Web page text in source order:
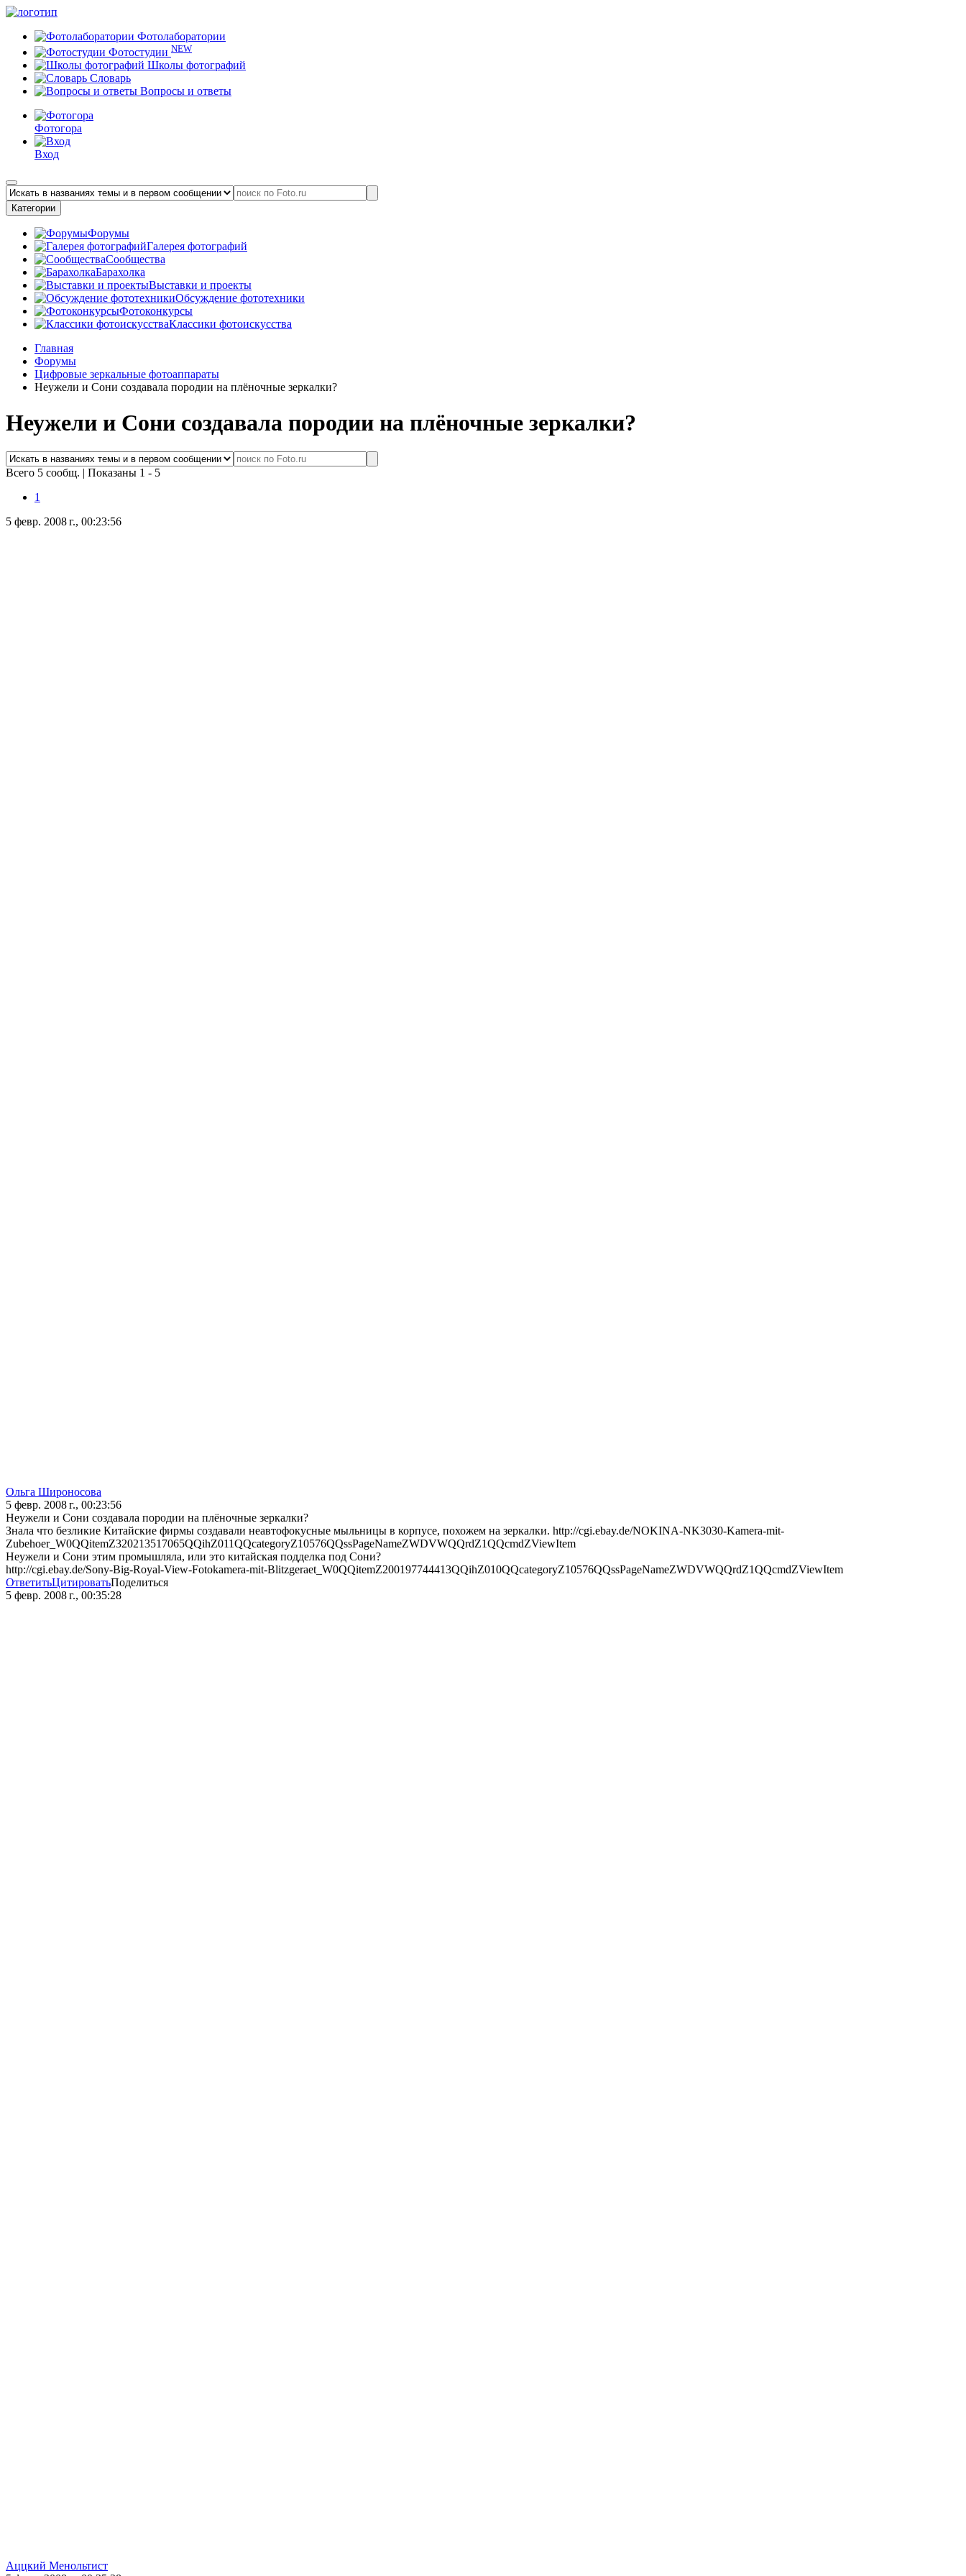
Фотолаборатории
Фотостудии NEW
Школы фотографий
Словарь
Вопросы и ответы
Фотогора
Вход
Категории
Форумы
Галерея фотографий
Сообщества
Барахолка
Выставки и проекты
Обсуждение фототехники
Фотоконкурсы
Классики фотоискусства
Главная
Форумы
Цифровые зеркальные фотоаппараты
Неужели и Сони создавала породии на плёночные зеркалки?
Неужели и Сони создавала породии на плёночные зеркалки?
Всего 5 сообщ. | Показаны 1 - 5
1
5 февр. 2008 г., 00:23:56
Ольга Широносова
5 февр. 2008 г., 00:23:56
Неужели и Сони создавала породии на плёночные зеркалки?
Знала что безликие Китайские фирмы создавали неавтофокусные мыльницы в корпусе, похожем на зеркалки. http://cgi.ebay.de/NOKINA-NK3030-Kamera-mit-
Zubehoer_W0QQitemZ320213517065QQihZ011QQcategoryZ10576QQssPageNameZWDVWQQrdZ1QQcmdZViewItem
Неужели и Сони этим промышляла, или это китайская подделка под Сони?
http://cgi.ebay.de/Sony-Big-Royal-View-Fotokamera-mit-Blitzgeraet_W0QQitemZ200197744413QQihZ010QQcategoryZ10576QQssPageNameZWDVWQQrdZ1QQcmdZViewItem
ОтветитьЦитироватьПоделиться
5 февр. 2008 г., 00:35:28
Аццкий Менольтист